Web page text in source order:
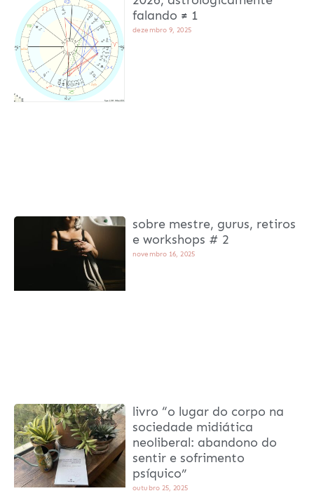
falando ≠ 1
dezembro 9, 2025
sobre mestre, gurus, retiros
e workshops # 2
novembro 16, 2025
livro “o lugar do corpo na
sociedade midiática
neoliberal: abandono do
sentir e sofrimento
psíquico”
outubro 25, 2025